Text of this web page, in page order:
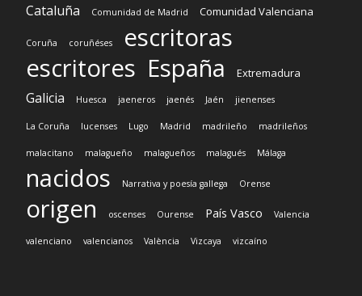
Cataluña Comunidad de Madrid Comunidad Valenciana
Coruña coruñéses
escritoras
escritores España Extremadura
Galicia Huesca jaeneros jaenés Jaén jienenses
La Coruña lucenses Lugo Madrid madrileño madrileños
malacitano malagueño malagueños malagués Málaga
nacidos Narrativa y poesía gallega Orense
origen oscenses Ourense País Vasco Valencia
valenciano valencianos València Vizcaya vizcaíno